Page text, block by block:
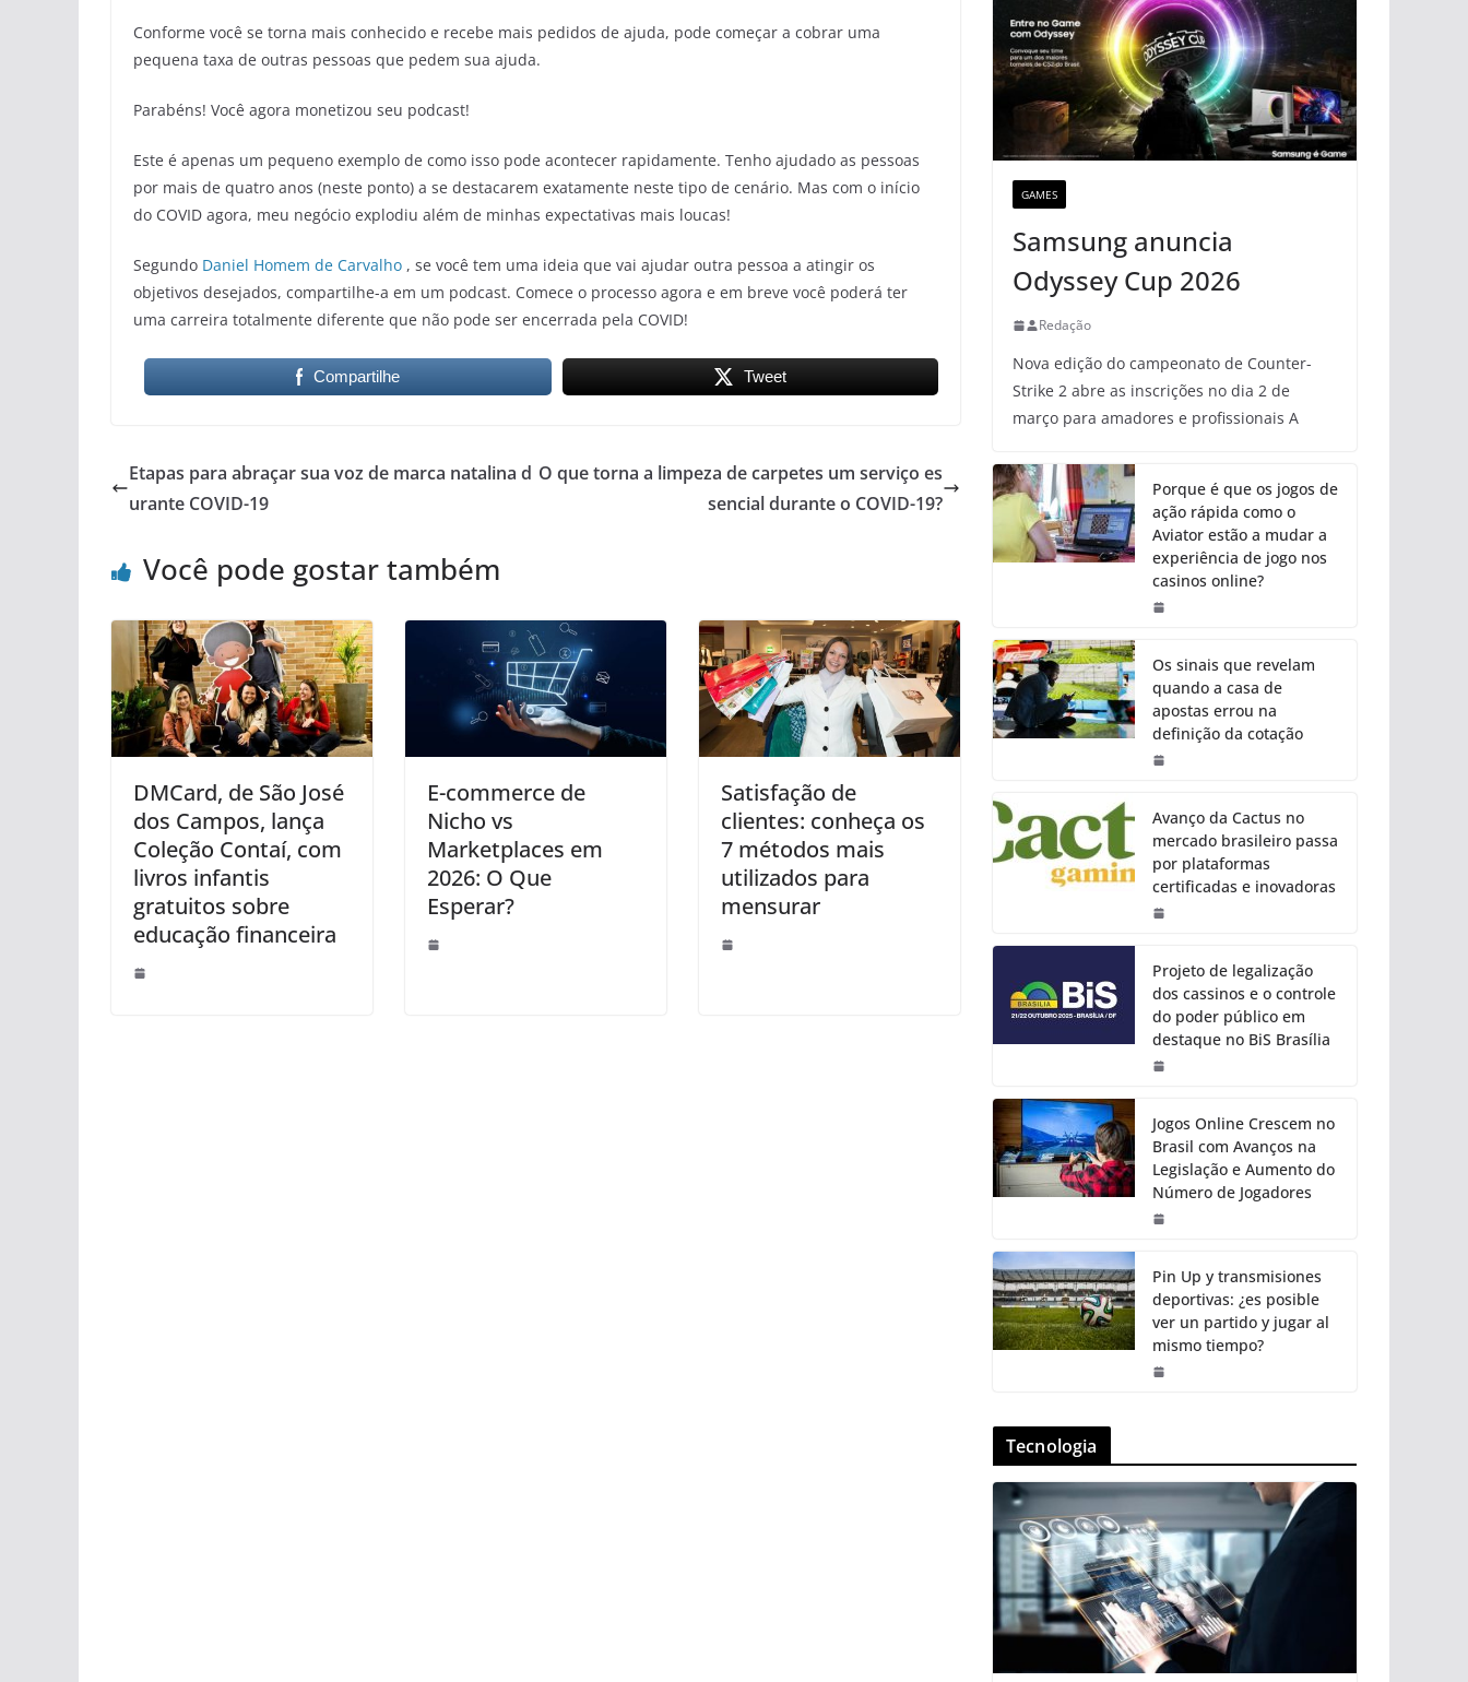
Conforme você se torna mais conhecido e recebe mais pedidos de ajuda, pode começar a cobrar uma
pequena taxa de outras pessoas que pedem sua ajuda.
Parabéns! Você agora monetizou seu podcast!
Este é apenas um pequeno exemplo de como isso pode acontecer rapidamente. Tenho ajudado as pessoas
por mais de quatro anos (neste ponto) a se destacarem exatamente neste tipo de cenário. Mas com o início
do COVID agora, meu negócio explodiu além de minhas expectativas mais loucas!
Segundo Daniel Homem de Carvalho , se você tem uma ideia que vai ajudar outra pessoa a atingir os
objetivos desejados, compartilhe-a em um podcast. Comece o processo agora e em breve você poderá ter
uma carreira totalmente diferente que não pode ser encerrada pela COVID!
Compartilhe Tweet
Etapas para abraçar sua voz de marca natalina d
urante COVID-19
O que torna a limpeza de carpetes um serviço es
sencial durante o COVID-19?
Você pode gostar também
DMCard, de São José
dos Campos, lança
Coleção Contaí, com
livros infantis
gratuitos sobre
educação financeira
E-commerce de
Nicho vs
Marketplaces em
2026: O Que
Esperar?
Satisfação de
clientes: conheça os
7 métodos mais
utilizados para
mensurar
GAMES
Samsung anuncia
Odyssey Cup 2026
Redação
Nova edição do campeonato de Counter-
Strike 2 abre as inscrições no dia 2 de
março para amadores e profissionais A
Porque é que os jogos de
ação rápida como o
Aviator estão a mudar a
experiência de jogo nos
casinos online?
Os sinais que revelam
quando a casa de
apostas errou na
definição da cotação
Avanço da Cactus no
mercado brasileiro passa
por plataformas
certificadas e inovadoras
Projeto de legalização
dos cassinos e o controle
do poder público em
destaque no BiS Brasília
Jogos Online Crescem no
Brasil com Avanços na
Legislação e Aumento do
Número de Jogadores
Pin Up y transmisiones
deportivas: ¿es posible
ver un partido y jugar al
mismo tiempo?
Tecnologia